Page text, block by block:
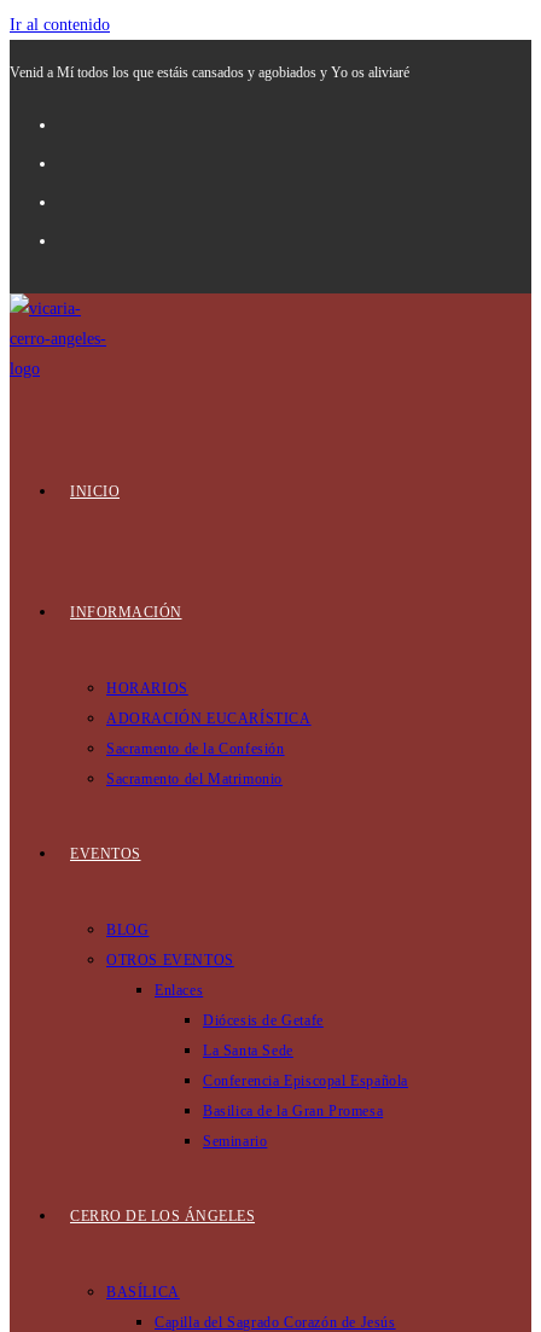
Ir al contenido
Venid a Mí todos los que estáis cansados y agobiados y Yo os aliviaré
INICIO
INFORMACIÓN
HORARIOS
ADORACIÓN EUCARÍSTICA
Sacramento de la Confesión
Sacramento del Matrimonio
EVENTOS
BLOG
OTROS EVENTOS
Enlaces
Diócesis de Getafe
La Santa Sede
Conferencia Episcopal Española
Basilica de la Gran Promesa
Seminario
CERRO DE LOS ÁNGELES
BASÍLICA
Capilla del Sagrado Corazón de Jesús